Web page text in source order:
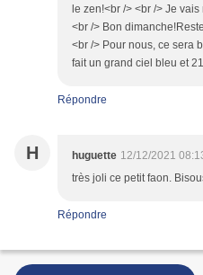
le zen!<br /> <br /> Je
<br /> Bon
<br /> Pour nous, ce sera
fait un grand ciel bleu et
Répondre
H huguette 12/12/2021
très joli ce petit faon.
Répondre